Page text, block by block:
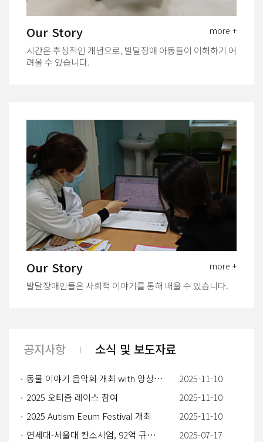
Our Story more +
시간은 추상적인 개념으로, 발달장애 아동들이 이해하기 어
려울 수 있습니다.
Our Story more +
발달장애인들은 사회적 이야기를 통해 배울 수 있습니다.
공지사항 소식 및 보도자료
동물 이야기 음악회 개최 with 앙상블 다유
2025-11-10
2025 오티즘 레이스 참여
2025-11-10
2025 Autism Eeum Festival 개최
2025-11-10
연세대-서울대 컨소시엄, 92억 규모 자폐 선별 AI 의료기기 개발 착수
2025-07-17